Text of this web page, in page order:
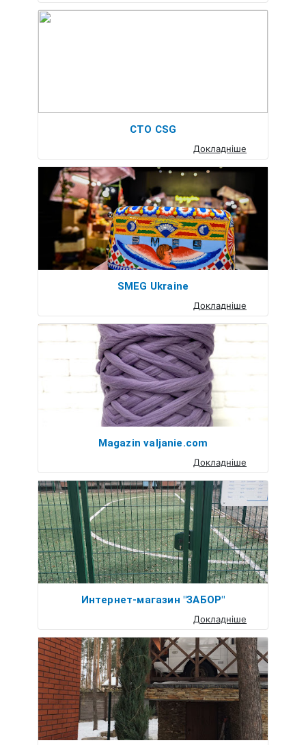
СТО CSG
Докладніше
SMEG Ukraine
Докладніше
Magazin valjanie.com
Докладніше
Интернет-магазин "ЗАБОР"
Докладніше